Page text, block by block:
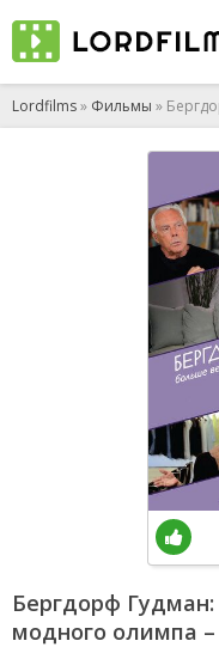
Lordfilms» Фильмы »
Бергдорф
модного олимпа